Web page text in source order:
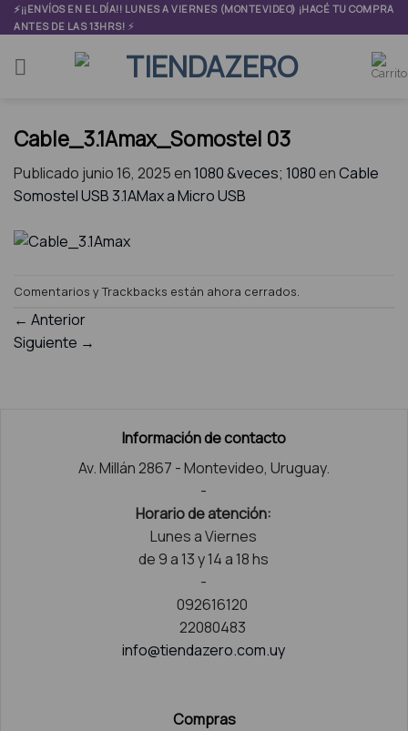
Skip
to
content
⚡¡¡ENVÍOS EN EL DÍA!! LUNES A VIERNES (MONTEVIDEO) ¡HACÉ TU COMPRA
ANTES DE LAS 13HRS! ⚡
Cable_3.1Amax_Somostel 03
Publicado junio 16, 2025en1080 &veces; 1080enCable
Somostel USB 3.1AMax a Micro USB
Comentarios y Trackbacks están ahora cerrados.
← Anterior
Siguiente →
Información de contacto
Av. Millán 2867 - Montevideo, Uruguay.
-
Horario de atención:
Lunes a Viernes
de 9 a 13 y 14 a 18 hs
-
092616120
22080483
info@tiendazero.com.uy
Compras